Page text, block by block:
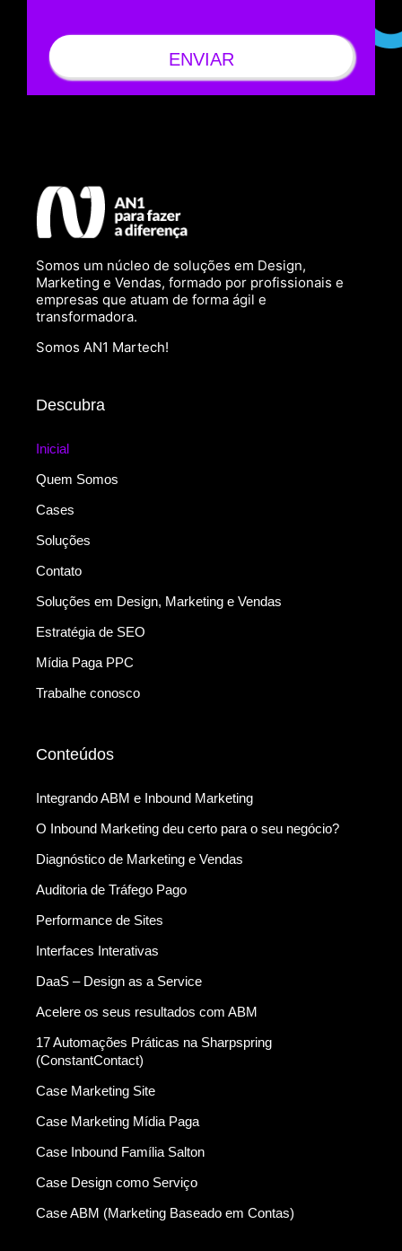
ENVIAR
Somos um núcleo de soluções em Design,
Marketing e Vendas, formado por profissionais e
empresas que atuam de forma ágil e
transformadora.
Somos AN1 Martech!
Descubra
Inicial
Quem Somos
Cases
Soluções
Contato
Soluções em Design, Marketing e Vendas
Estratégia de SEO
Mídia Paga PPC
Trabalhe conosco
Conteúdos
Integrando ABM e Inbound Marketing
O Inbound Marketing deu certo para o seu negócio?
Diagnóstico de Marketing e Vendas
Auditoria de Tráfego Pago
Performance de Sites
Interfaces Interativas
DaaS – Design as a Service
Acelere os seus resultados com ABM
17 Automações Práticas na Sharpspring
(ConstantContact)
Case Marketing Site
Case Marketing Mídia Paga
Case Inbound Família Salton
Case Design como Serviço
Case ABM (Marketing Baseado em Contas)